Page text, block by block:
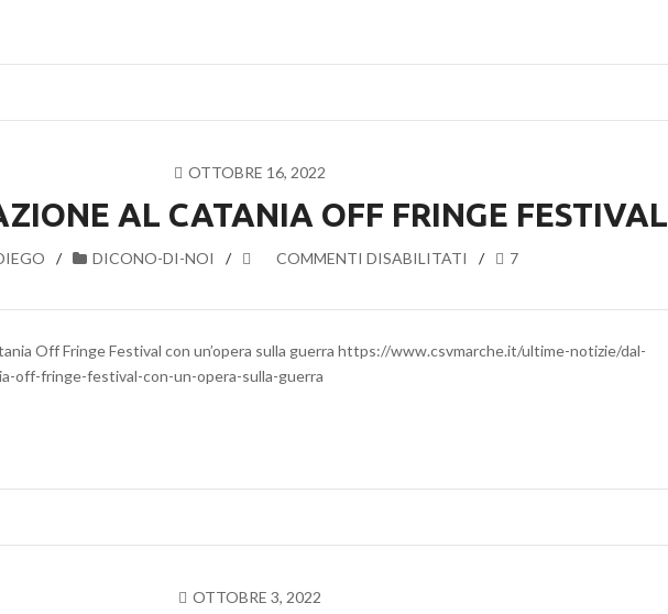
TERME
OTTOBRE 16, 2022
AL CATANIA OFF FRINGE FESTIVAL
DICONO-DI-NOI COMMENTI DISABILITATI
SU
AL
OFF
FRINGE
7
Off Fringe Festival con un’opera sulla guerra https://www.csvmarche.it/ultime-notizie/dal-
off-fringe-festival-con-un-opera-sulla-guerra
OTTOBRE 3, 2022